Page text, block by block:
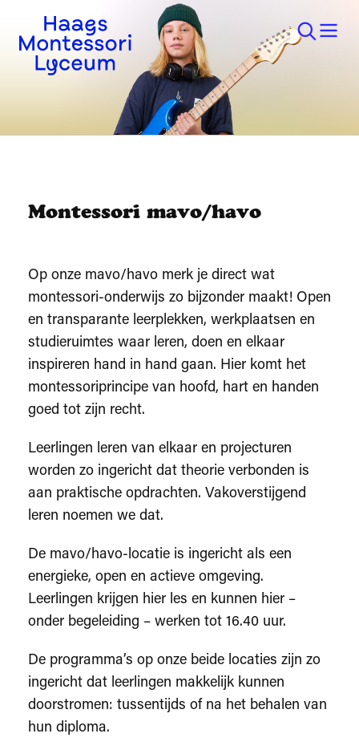
Montessori mavo/havo
Op onze mavo/havo merk je direct wat
montessori-onderwijs zo bijzonder maakt! Open
en transparante leerplekken, werkplaatsen en
studieruimtes waar leren, doen en elkaar
inspireren hand in hand gaan. Hier komt het
montessoriprincipe van hoofd, hart en handen
goed tot zijn recht.
Leerlingen leren van elkaar en projecturen
worden zo ingericht dat theorie verbonden is
aan praktische opdrachten. Vakoverstijgend
leren noemen we dat.
De mavo/havo-locatie is ingericht als een
energieke, open en actieve omgeving.
Leerlingen krijgen hier les en kunnen hier –
onder begeleiding – werken tot 16.40 uur.
De programma’s op onze beide locaties zijn zo
ingericht dat leerlingen makkelijk kunnen
doorstromen: tussentijds of na het behalen van
hun diploma.